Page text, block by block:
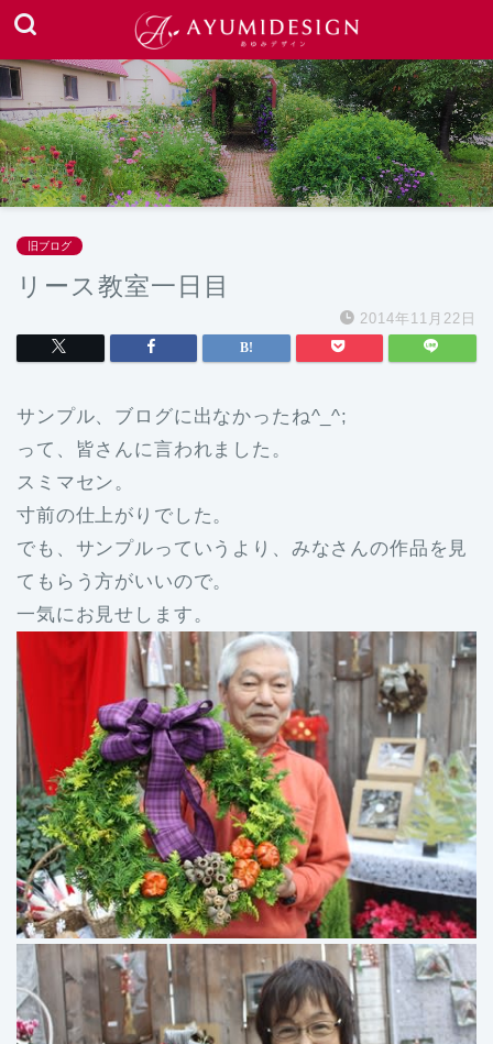
旧ブログ
リース教室一日目
2014年11月22日
サンプル、ブログに出なかったね^_^;
って、皆さんに言われました。
スミマセン。
寸前の仕上がりでした。
でも、サンプルっていうより、みなさんの作品を見
てもらう方がいいので。
一気にお見せします。